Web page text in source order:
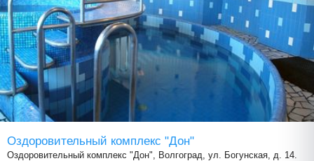
Оздоровительный комплекс "Дон"
Оздоровительный комплекс "Дон", Волгоград, ул. Богунская, д. 14.